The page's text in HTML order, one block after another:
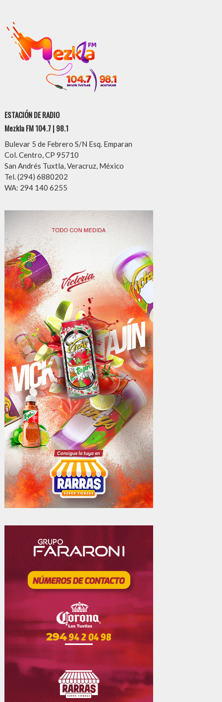
ESTACIÓN DE RADIO
Mezkla FM 104.7 | 98.1
Bulevar 5 de Febrero S/N Esq. Emparan
Col. Centro, CP 95710
San Andrés Tuxtla, Veracruz, México
Tel. (294) 6880202
WA: 294 140 6255